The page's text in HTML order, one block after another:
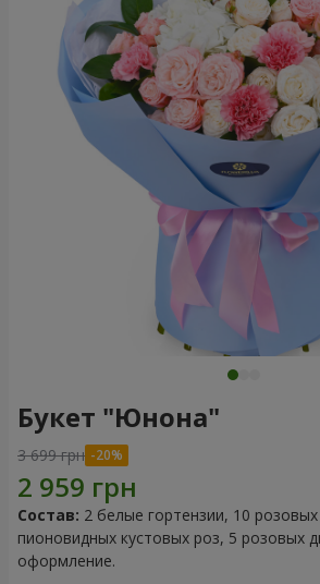
Букет "Юнона"
3 699 грн
Состав: 2 белые гортензии, 10
пионовидных кустовых роз, 5 розовых
оформление.